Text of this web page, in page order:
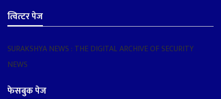
त्वित्टर पेज
SURAKSHYA NEWS : THE DIGITAL ARCHIVE OF SECURITY
NEWS
फेसबुक पेज